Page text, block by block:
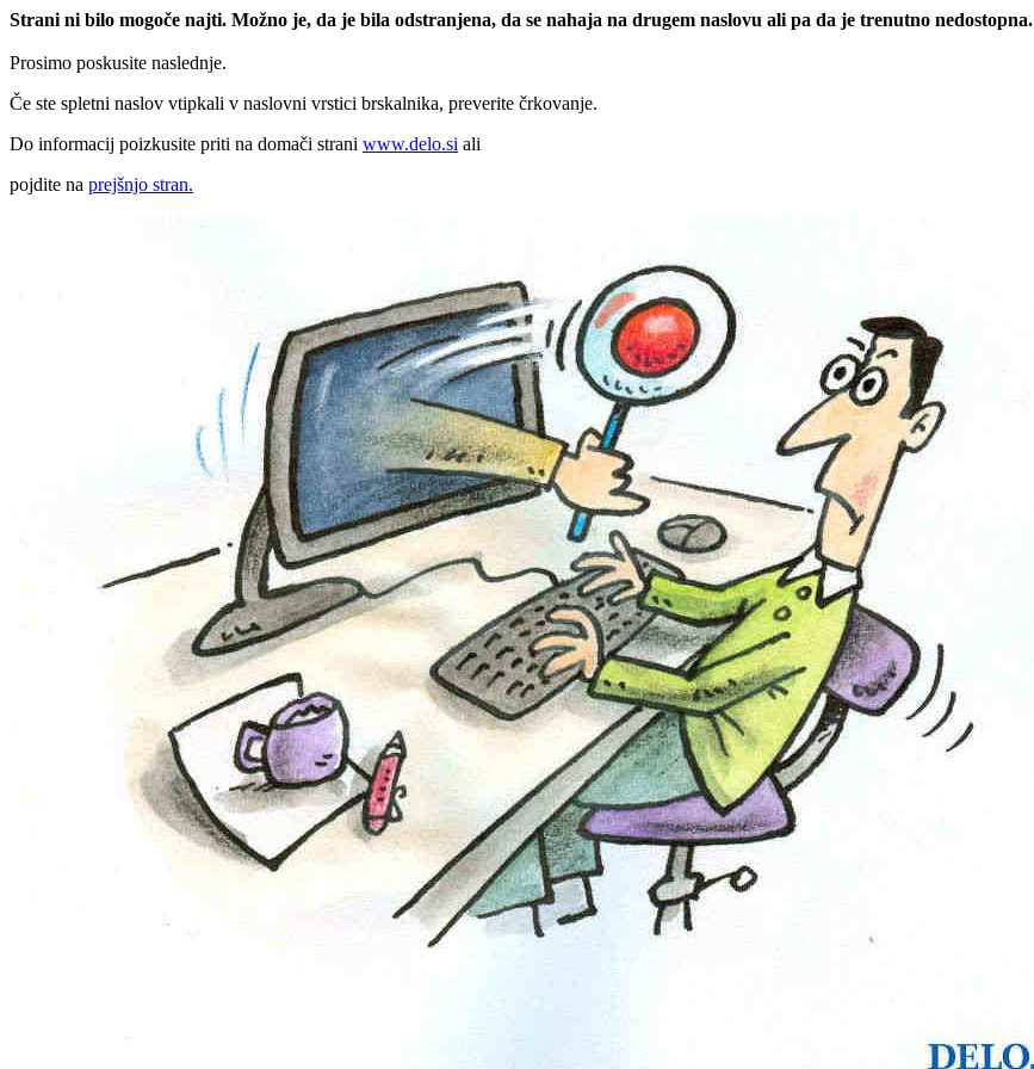
Strani ni bilo mogoče najti. Možno je, da je bila odstranjena, da se nahaja na drugem naslovu ali pa da je trenutno nedostopna.
Prosimo poskusite naslednje.
Če ste spletni naslov vtipkali v naslovni vrstici brskalnika, preverite črkovanje.
Do informacij poizkusite priti na domači strani www.delo.si ali
pojdite na prejšnjo stran.